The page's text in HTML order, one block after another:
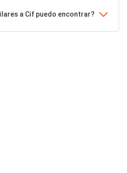
a Cif puedo encontrar?